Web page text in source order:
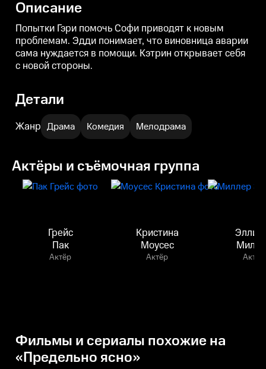
Описание
Попытки Гэри помочь Софи приводят к новым
проблемам. Эдди понимает, что виновница аварии
сама нуждается в помощи. Кэтрин открывает себя
с новой стороны.
Детали
Жанр Драма Комедия Мелодрама
Актёры и съёмочная группа
Грейс
Пак
Актёр
Кристина
Моусес
Актёр Актёр
Фильмы и сериалы похожие на
«Предельно ясно»